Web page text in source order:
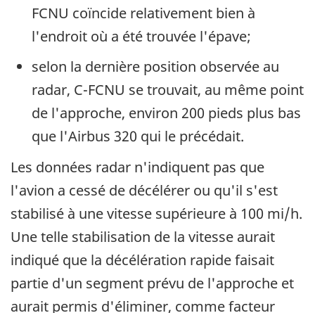
FCNU coïncide relativement bien à
l'endroit où a été trouvée l'épave;
selon la dernière position observée au
radar, C-FCNU se trouvait, au même point
de l'approche, environ 200 pieds plus bas
que l'Airbus 320 qui le précédait.
Les données radar n'indiquent pas que
l'avion a cessé de décélérer ou qu'il s'est
stabilisé à une vitesse supérieure à 100 mi/h.
Une telle stabilisation de la vitesse aurait
indiqué que la décélération rapide faisait
partie d'un segment prévu de l'approche et
aurait permis d'éliminer, comme facteur